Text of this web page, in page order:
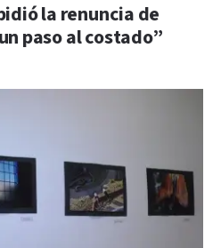
la renuncia de
paso al costado”